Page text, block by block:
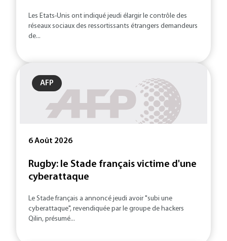
Les Etats-Unis ont indiqué jeudi élargir le contrôle des
réseaux sociaux des ressortissants étrangers demandeurs
de...
AFP
6 Août 2026
Rugby: le Stade français victime d'une
cyberattaque
Le Stade français a annoncé jeudi avoir "subi une
cyberattaque", revendiquée par le groupe de hackers
Qilin, présumé...